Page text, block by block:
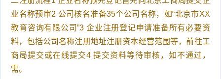
业名称预审2 公司核名准备35个公司名称，如“北京市XX
教育咨询有限公司”3 企业注册登记申请准备所有必要资
料，包括公司名称注册地址注册资本经营范围等，前往工
商局提交或在线提交4 提交资料等待审核，如不通过，
需。